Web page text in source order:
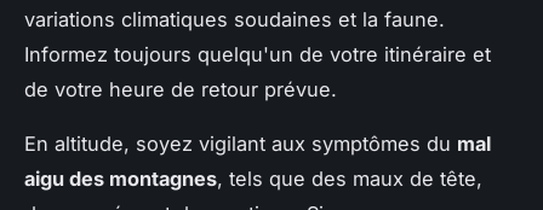
variations climatiques soudaines et la faune.
Informez toujours quelqu'un de votre itinéraire et
de votre heure de retour prévue.
En altitude, soyez vigilant aux symptômes du mal
aigu des montagnes, tels que des maux de tête,